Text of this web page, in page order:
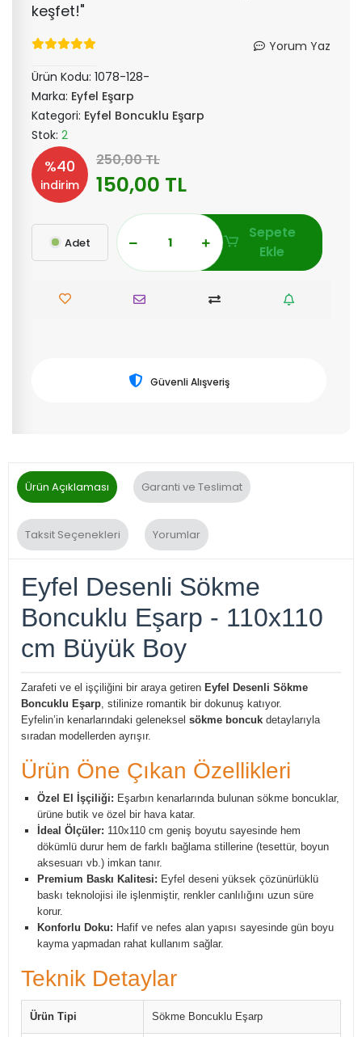
keşfet!"
Yorum Yaz
Ürün Kodu: 1078-128-
Marka: Eyfel Eşarp
Kategori: Eyfel Boncuklu Eşarp
Stok: 2
%40
indirim
250,00 TL
150,00 TL
Adet
Sepete
Ekle
Güvenli Alışveriş
Ürün Açıklaması Garanti ve Teslimat
Taksit Seçenekleri Yorumlar
Eyfel Desenli Sökme
Boncuklu Eşarp - 110x110
cm Büyük Boy
Zarafeti ve el işçiliğini bir araya getiren Eyfel Desenli Sökme
Boncuklu Eşarp, stilinize romantik bir dokunuş katıyor.
Eyfelin’in kenarlarındaki geleneksel sökme boncuk detaylarıyla
sıradan modellerden ayrışır.
Ürün Öne Çıkan Özellikleri
Özel El İşçiliği: Eşarbın kenarlarında bulunan sökme boncuklar,
ürüne butik ve özel bir hava katar.
İdeal Ölçüler: 110x110 cm geniş boyutu sayesinde hem
dökümlü durur hem de farklı bağlama stillerine (tesettür, boyun
aksesuarı vb.) imkan tanır.
Premium Baskı Kalitesi: Eyfel deseni yüksek çözünürlüklü
baskı teknolojisi ile işlenmiştir, renkler canlılığını uzun süre
korur.
Konforlu Doku: Hafif ve nefes alan yapısı sayesinde gün boyu
kayma yapmadan rahat kullanım sağlar.
Teknik Detaylar
Ürün Tipi Sökme Boncuklu Eşarp